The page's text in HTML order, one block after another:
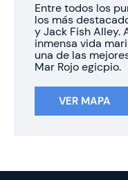
Entre todos los
los más
y Jack Fish Alley.
inmensa vida
una de las
Mar Rojo egicpio.
VER MAPA